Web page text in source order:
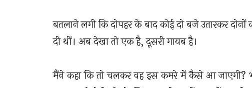
बतलाने लगी कि दोपहर के बाद कोई दो बजे उतारकर
दी थीं। अब देखा तो एक है, दूसरी गायब है।
मैंने कहा कि तो चलकर वह इस कमरे में कैसे आ जाएगी?